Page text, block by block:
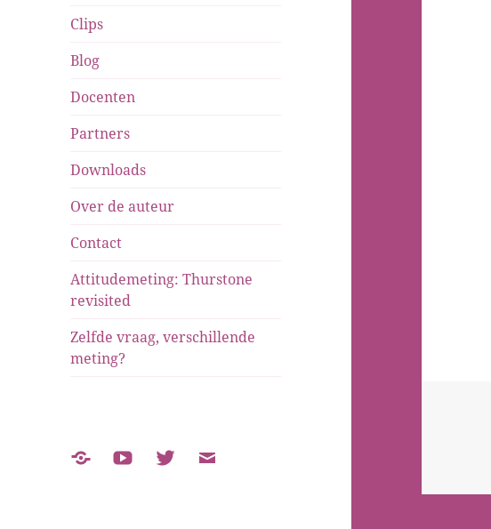
Clips
Blog
Docenten
Partners
Downloads
Over de auteur
Contact
Attitudemeting: Thurstone
revisited
Zelfde vraag, verschillende
meting?
Over
YouTubeTwitter
E-